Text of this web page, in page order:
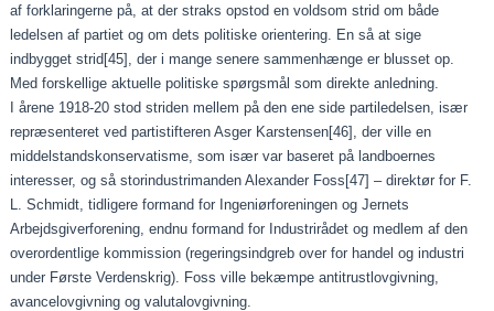
af forklaringerne på, at der straks opstod en voldsom strid om både
ledelsen af partiet og om dets politiske orientering. En så at sige
indbygget strid[45] , der i mange senere sammenhænge er blusset op.
Med forskellige aktuelle politiske spørgsmål som direkte anledning.
I årene 1918-20 stod striden mellem på den ene side partiledelsen, især
repræsenteret ved partistifteren Asger Karstensen[46] , der ville en
middelstandskonservatisme, som især var baseret på landboernes
interesser, og så storindustrimanden Alexander Foss[47] – direktør for F.
L. Schmidt, tidligere formand for Ingeniørforeningen og Jernets
Arbejdsgiverforening, endnu formand for Industrirådet og medlem af den
overordentlige kommission (regeringsindgreb over for handel og industri
under Første Verdenskrig). Foss ville bekæmpe antitrustlovgivning,
avancelovgivning og valutalovgivning.